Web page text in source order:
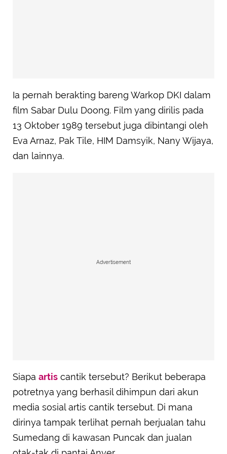
Ia pernah berakting bareng Warkop DKI dalam
film Sabar Dulu Doong. Film yang dirilis pada
13 Oktober 1989 tersebut juga dibintangi oleh
Eva Arnaz, Pak Tile, HIM Damsyik, Nany Wijaya,
dan lainnya.
Advertisement
Siapa artis cantik tersebut? Berikut beberapa
potretnya yang berhasil dihimpun dari akun
media sosial artis cantik tersebut. Di mana
dirinya tampak terlihat pernah berjualan tahu
Sumedang di kawasan Puncak dan jualan